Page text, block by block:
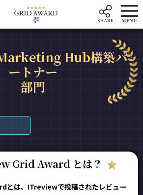
Hub構築パ
ートナー
部門
Grid Award とは？
とは、ITreviewで投稿されたレビュー